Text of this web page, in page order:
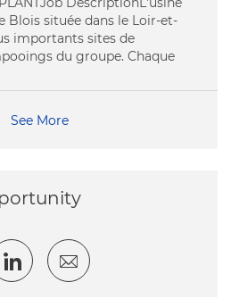
Blois située dans le Loir-et-
importants sites de
du groupe. Chaque
See More
via twitter
Share via LinkedIn
Share via email